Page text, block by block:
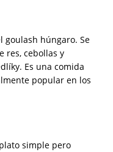
goulash húngaro. Se
res, cebollas y
Es una comida
popular en los
simple pero